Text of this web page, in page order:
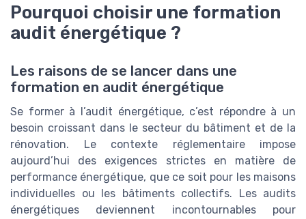
Pourquoi choisir une formation
audit énergétique ?
Les raisons de se lancer dans une
formation en audit énergétique
Se former à l’audit énergétique, c’est répondre à un
besoin croissant dans le secteur du bâtiment et de la
rénovation. Le contexte réglementaire impose
aujourd’hui des exigences strictes en matière de
performance énergétique, que ce soit pour les maisons
individuelles ou les bâtiments collectifs. Les audits
énergétiques deviennent incontournables pour